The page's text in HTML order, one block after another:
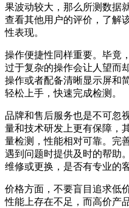
果波动较大，那么所测数据
查看其他用户的评价，了解
性表现。
操作便捷性同样重要。毕竟
过于复杂的操作会让人望而
操作或者配备清晰显示屏和
轻松上手，快速完成检测。
品牌和售后服务也是不可忽
量和技术研发上更有保障，
量检测，性能相对可靠。完
遇到问题时提供及时的帮助
维修或更换，是否有专业的
价格方面，不要盲目追求低
性能上存在不足，而高价产